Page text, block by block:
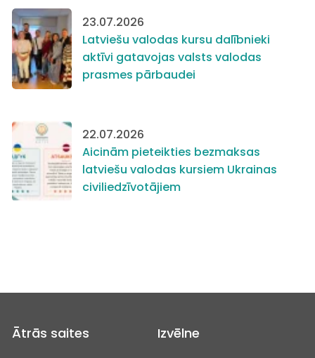
23.07.2026
Latviešu valodas kursu dalībnieki
aktīvi gatavojas valsts valodas
prasmes pārbaudei
22.07.2026
Aicinām pieteikties bezmaksas
latviešu valodas kursiem Ukrainas
civiliedzīvotājiem
Ātrās saites Izvēlne